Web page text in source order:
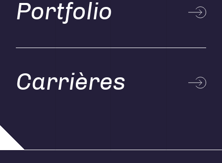
Portfolio
Carrières